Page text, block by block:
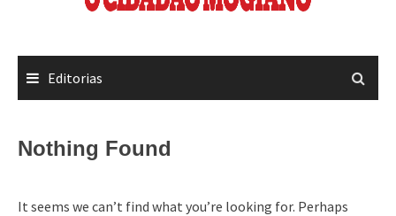
Editorias
Nothing Found
It seems we can’t find what you’re looking for. Perhaps